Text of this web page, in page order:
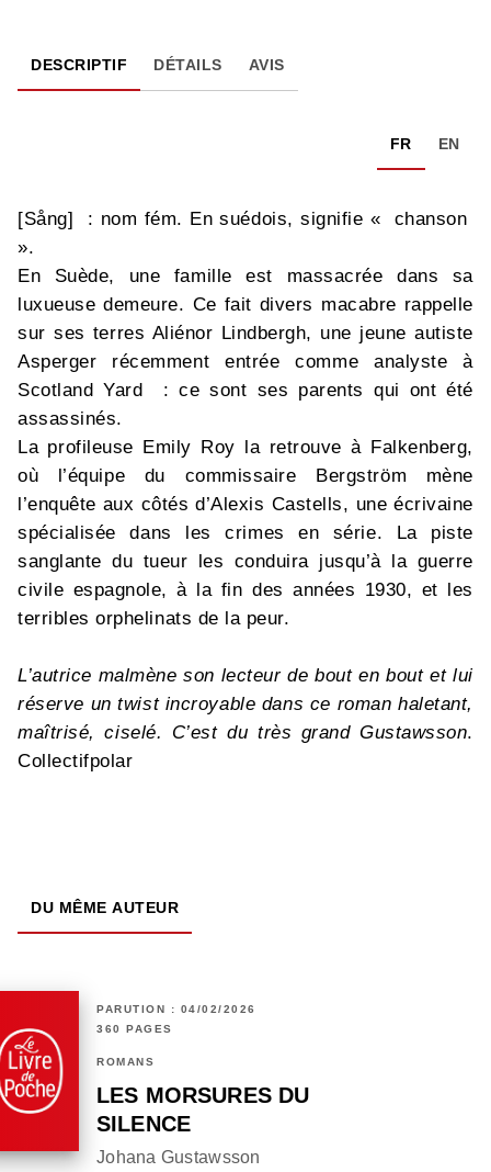
DESCRIPTIF DÉTAILS AVIS
FR EN
[Sång] : nom fém. En suédois, signifie « chanson
».
En Suède, une famille est massacrée dans sa
luxueuse demeure. Ce fait divers macabre rappelle
sur ses terres Aliénor Lindbergh, une jeune autiste
Asperger récemment entrée comme analyste à
Scotland Yard : ce sont ses parents qui ont été
assassinés.
La profileuse Emily Roy la retrouve à Falkenberg,
où l’équipe du commissaire Bergström mène
l’enquête aux côtés d’Alexis Castells, une écrivaine
spécialisée dans les crimes en série. La piste
sanglante du tueur les conduira jusqu’à la guerre
civile espagnole, à la fin des années 1930, et les
terribles orphelinats de la peur.
L’autrice malmène son lecteur de bout en bout et lui
réserve un twist incroyable dans ce roman haletant,
maîtrisé, ciselé. C’est du très grand Gustawsson.
Collectifpolar
DU MÊME AUTEUR
PARUTION : 04/02/2026
360 PAGES
ROMANS
LES MORSURES DU
SILENCE
Johana Gustawsson